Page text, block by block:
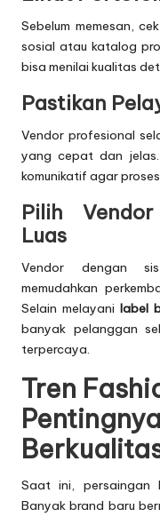
Sebelum memesan,
sosial atau katalog
bisa menilai kualitas
Pastikan
Vendor profesional
yang cepat dan
komunikatif agar
Pilih
Luas
Vendor dengan
memudahkan
Selain melayani label
banyak pelanggan
terpercaya.
Tren
Saat ini, persaingan
Banyak brand baru